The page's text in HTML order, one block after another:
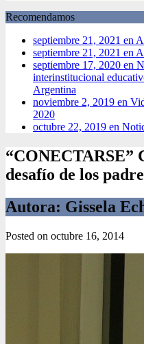
Recomendamos
septiembre 21, 2021 en
septiembre 21, 2021 en
septiembre 17, 2020 en
interinstitucional
Argentina
noviembre 2, 2019 en
2020
octubre 22, 2019 en
“CONECTARSE”
desafío de los
Autora: Gissela
Posted on octubre 16, 2014